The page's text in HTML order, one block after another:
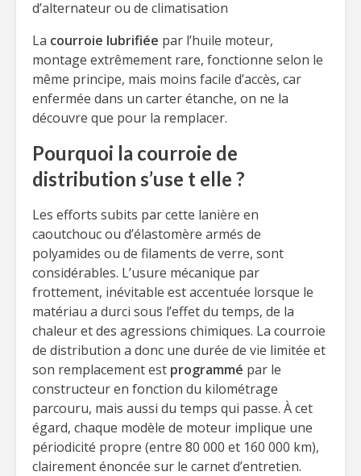
d’alternateur ou de climatisation
La courroie lubrifiée par l’huile moteur,
montage extrêmement rare, fonctionne selon le
même principe, mais moins facile d’accès, car
enfermée dans un carter étanche, on ne la
découvre que pour la remplacer.
Pourquoi la courroie de
distribution s’use t elle ?
Les efforts subits par cette lanière en
caoutchouc ou d’élastomère armés de
polyamides ou de filaments de verre, sont
considérables. L’usure mécanique par
frottement, inévitable est accentuée lorsque le
matériau a durci sous l’effet du temps, de la
chaleur et des agressions chimiques. La courroie
de distribution a donc une durée de vie limitée et
son remplacement est programmé par le
constructeur en fonction du kilométrage
parcouru, mais aussi du temps qui passe. À cet
égard, chaque modèle de moteur implique une
périodicité propre (entre 80 000 et 160 000 km),
clairement énoncée sur le carnet d’entretien.